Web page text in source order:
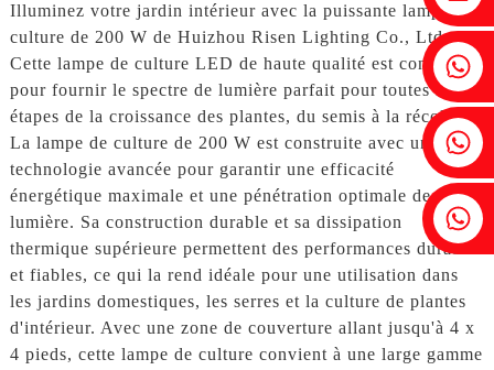
Fenia : +86 18607525299
Lierre : +86 18607522355
Tobin : +86 18818667168
Illuminez votre jardin intérieur avec la puissante lampe de
culture de 200 W de Huizhou Risen Lighting Co., Ltd.
Cette lampe de culture LED de haute qualité est conçue
pour fournir le spectre de lumière parfait pour toutes les
étapes de la croissance des plantes, du semis à la récolte.
La lampe de culture de 200 W est construite avec une
technologie avancée pour garantir une efficacité
énergétique maximale et une pénétration optimale de la
lumière. Sa construction durable et sa dissipation
thermique supérieure permettent des performances durables
et fiables, ce qui la rend idéale pour une utilisation dans
les jardins domestiques, les serres et la culture de plantes
d'intérieur. Avec une zone de couverture allant jusqu'à 4 x
4 pieds, cette lampe de culture convient à une large gamme